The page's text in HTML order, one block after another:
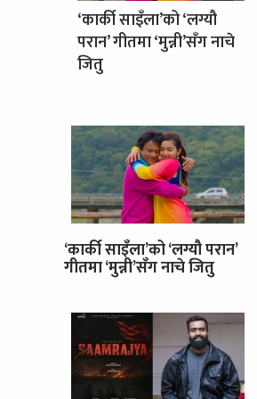
‘कार्की साइँला’को ‘लग्यौ
परान’ गीतमा ‘मुन्नी’सँग नाचे
जितु
‘कार्की साइँला’को ‘लग्यौ परान’
गीतमा ‘मुन्नी’सँग नाचे जितु